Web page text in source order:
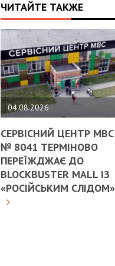
ЧИТАЙТЕ ТАКЖЕ
04.08.2026
СЕРВІСНИЙ ЦЕНТР МВС
№ 8041 ТЕРМІНОВО
ПЕРЕЇЖДЖАЄ ДО
BLOCKBUSTER MALL ІЗ
«РОСІЙСЬКИМ СЛІДОМ»